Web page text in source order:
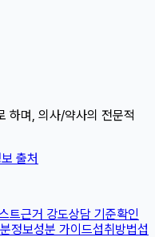
하며, 의사/약사의 전문적
출처
트근거 강도상담 기준확인
정보성분 가이드섭취방법섭